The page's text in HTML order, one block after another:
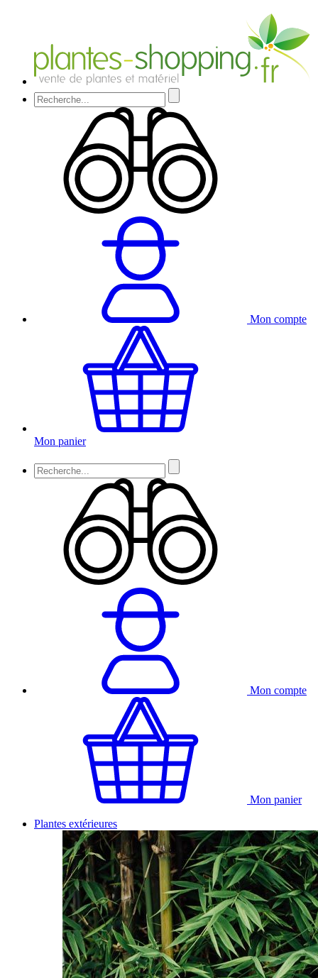
Mon compte
Mon panier
Mon compte
Mon panier
Plantes extérieures